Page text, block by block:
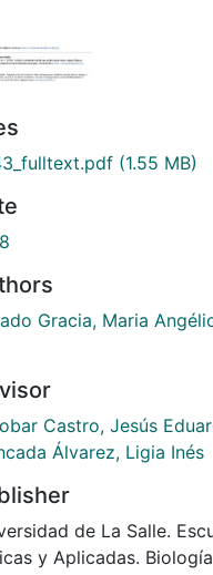
(1.55 MB)
Gracia, Maria
Castro, Jesús
Álvarez, Ligia Inés
de La Salle.
y Aplicadas. Biología